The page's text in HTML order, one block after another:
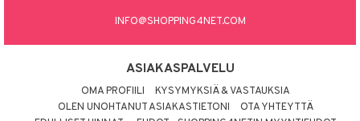
INFO@SHOPPING4NET.COM
ASIAKASPALVELU
OMA PROFIILI
KYSYMYKSIÄ & VASTAUKSIA
OLEN UNOHTANUT ASIAKASTIETONI
OTA YHTEYTTÄ